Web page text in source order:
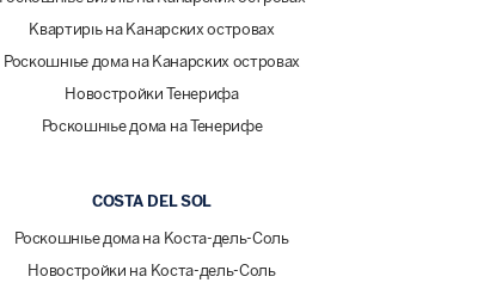
Квартиры на Канарских островах
Роскошные дома на Канарских островах
Новостройки Тенерифа
Роскошные дома на Тенерифе
COSTA DEL SOL
Роскошные дома на Коста-дель-Соль
Новостройки на Коста-дель-Соль